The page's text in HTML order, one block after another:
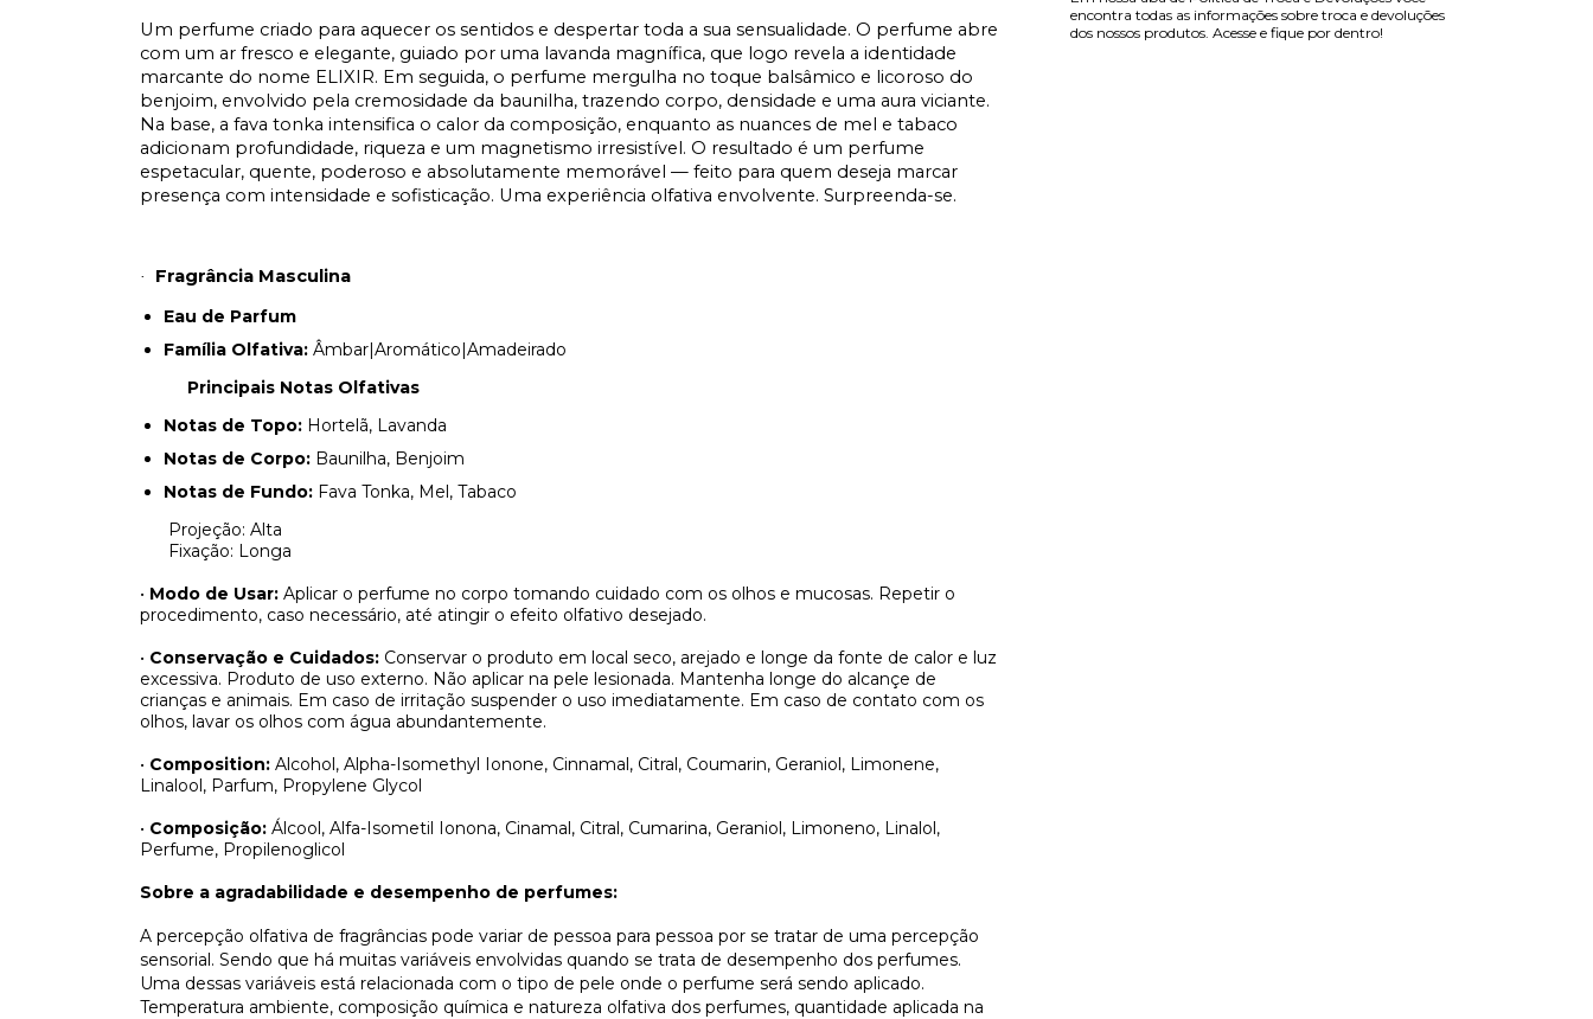
Um perfume criado para aquecer os sentidos e despertar toda a sua sensualidade. O perfume abre
com um ar fresco e elegante, guiado por uma lavanda magnífica, que logo revela a identidade
marcante do nome ELIXIR. Em seguida, o perfume mergulha no toque balsâmico e licoroso do
benjoim, envolvido pela cremosidade da baunilha, trazendo corpo, densidade e uma aura viciante.
Na base, a fava tonka intensifica o calor da composição, enquanto as nuances de mel e tabaco
adicionam profundidade, riqueza e um magnetismo irresistível. O resultado é um perfume
espetacular, quente, poderoso e absolutamente memorável — feito para quem deseja marcar
presença com intensidade e sofisticação. Uma experiência olfativa envolvente. Surpreenda-se.
·
Fragrância Masculina
Eau de Parfum
Família Olfativa: Âmbar|Aromático|Amadeirado
Principais Notas Olfativas
Notas de Topo: Hortelã, Lavanda
Notas de Corpo: Baunilha, Benjoim
Notas de Fundo: Fava Tonka, Mel, Tabaco
Projeção: Alta
Fixação: Longa
• Modo de Usar: Aplicar o perfume no corpo tomando cuidado com os olhos e mucosas. Repetir o
procedimento, caso necessário, até atingir o efeito olfativo desejado.
• Conservação e Cuidados: Conservar o produto em local seco, arejado e longe da fonte de calor e luz
excessiva. Produto de uso externo. Não aplicar na pele lesionada. Mantenha longe do alcançe de
crianças e animais. Em caso de irritação suspender o uso imediatamente. Em caso de contato com os
olhos, lavar os olhos com água abundantemente.
• Composition: Alcohol, Alpha-Isomethyl Ionone, Cinnamal, Citral, Coumarin, Geraniol, Limonene,
Linalool, Parfum, Propylene Glycol
• Composição: Álcool, Alfa-Isometil Ionona, Cinamal, Citral, Cumarina, Geraniol, Limoneno, Linalol,
Perfume, Propilenoglicol
Sobre a agradabilidade e desempenho de perfumes:
A percepção olfativa de fragrâncias pode variar de pessoa para pessoa por se tratar de uma percepção
sensorial. Sendo que há muitas variáveis envolvidas quando se trata de desempenho dos perfumes.
Uma dessas variáveis está relacionada com o tipo de pele onde o perfume será sendo aplicado.
Temperatura ambiente, composição química e natureza olfativa dos perfumes, quantidade aplicada na
encontra todas as informações sobre troca e devoluções
dos nossos produtos. Acesse e fique por dentro!